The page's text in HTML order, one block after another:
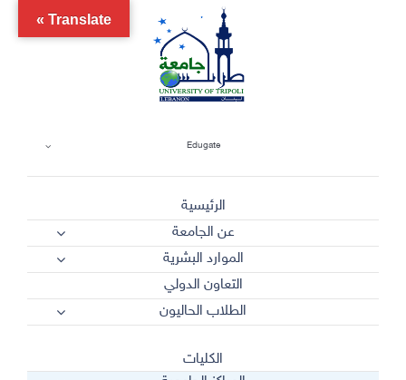
Edugate
الرئيسية
عن الجامعة
الموارد البشرية
التعاون الدولي
الطلاب الحاليون
الكليات
Translate »